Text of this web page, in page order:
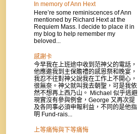
In memory of Ann Hext
Here’re some reminiscences of Ann
mentioned by Richard Hext at the
Requiem Mass. I decide to place it in
my blog to help remember my
beloved...
感謝卡
今早我在上班途中收到范神父的電話，
他應邀我到主保贍禮的感恩祭和晚宴，
我忍不往對神父說我在工作上不開心，
很無奈。神父就叫我去朝聖，可是我依
然不想再上西乃山。 Michael 似乎逃避
現實沒有參與例會，George 又再次提
及各同事必須申報利益，不同的是他指
明 Fund-rais...
上等痛悔與下等痛悔